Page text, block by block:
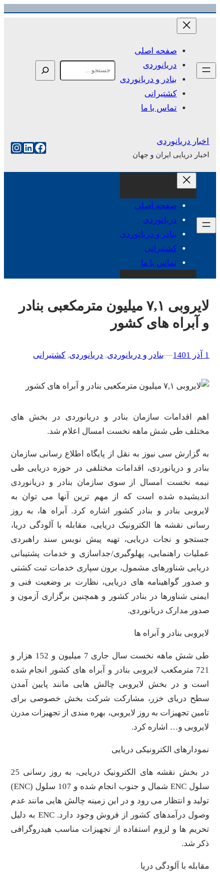
رفتن
صفحه اصلی
دریانوردی
بنادر و دریانوردی
کشتیرانی
تماس با ما
اخبار دریانوردی
اخبار دریایی ایران و جهان
فیس‌بوک
صفحه اصلی
دریانوردی
بنادر و دریانوردی
کشتیرانی
تماس با ما
لایروبی ۷,۱ میلیون مترمکعبی بنادر
و آبراه های کشور
1 آذر 1401 –
–بنادر و دریانوردی, دریانوردی, کشتیرانی
اهم اقدامات سازمان بنادر و دریانوردی در بخش های
مختلف طی شش ماهه نخست امسال اعلام شد.
به گزارش سی نیوز به نقل از پایگاه اطلاع رسانی سازمان
بنادر و دریانوردی، اقدامات مختلفی در حوزه دریایی طی
نیمه نخست امسال از سوی سازمان بنادر و دریانوردی
اندیشیده شده است که از مهم ترین آنها می توان به
لایروبی بنادر و بنادر کشور اشاره کرد. آبراه ها، به روز
رسانی نقشه ها الکترونیک دریایی، مقابله با آلودگی دریا،
جستجو و نجات دریایی، تهیه پیش نویس سند راهبردی
عملیات راهنمایی، پهلوگیری/جداسازی و خدمات پشتیبانی
دریایی شناورهای مشمول، برون سپاری خدمات ثبت کشتی
و صدور گواهینامه های دریایی، نظارت بر وضعیت فنی و
ایمنی شناورها در بنادر کشور و همچنین برگزاری آزمون و
صدور مدارک دریانوردی.
لایروبی بنادر و آبراه ها
طی شش ماهه نخست سال جاری 7 میلیون و 152 هزار و
721 مترمکعب لایروبی بنادر و آبراه های کشور انجام شده
است و در بخش لایروبی چالش هایی مانند پایین آمدن
سطح دریای خزر، مشارکت شرکت بخش خصوصی برای
تامین تجهیزات به روز لایروبی، بهره مندی از تجهیزات مدرن
لایروبی و… اشاره کرد.
نمودارهای الکترونیکی دریایی
در بخش نقشه های الکترونیک دریایی، به روز رسانی 25
سلول ENC شمال و جنوب انجام شده و 107 سلول (ENC)
تولید و انتظار می رود و در این زمینه چالش هایی مانند عدم
وصول درآمدهای کشور از فروش وجود دارد. ENC به دلیل
تحریم ها و لزوم استفاده از تجهیزات مناسب هیدروگرافی
ذکر شد.
مقابله با آلودگی دریا